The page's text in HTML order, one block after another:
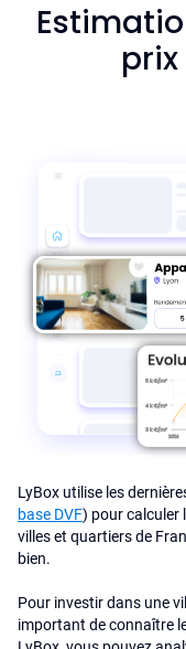
LyBox utilise les
base DVF) pour calculer
villes et quartiers de
bien.
Pour investir dans une
important de connaître